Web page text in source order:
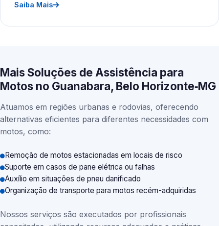
Saiba Mais
Mais Soluções de Assistência para
Motos no Guanabara, Belo Horizonte‑MG
Atuamos em regiões urbanas e rodovias, oferecendo
alternativas eficientes para diferentes necessidades com
motos, como:
Remoção de motos estacionadas em locais de risco
Suporte em casos de pane elétrica ou falhas
Auxílio em situações de pneu danificado
Organização de transporte para motos recém-adquiridas
Nossos serviços são executados por profissionais